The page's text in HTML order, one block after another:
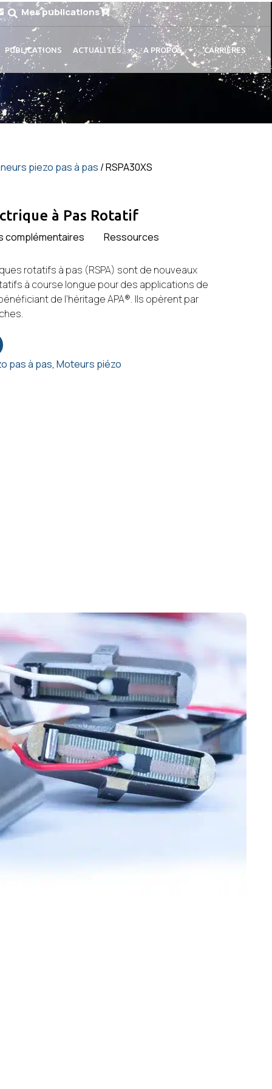
Mes publications
PUBLICATIONS ACTUALITÉS A PROPOS CARRIÈRES
piezo pas à pas / RSPA30XS
à Pas Rotatif
complémentaires Ressources
rotatifs à pas (RSPA) sont de nouveaux
à course longue pour des applications de
de l’héritage APA®. Ils opèrent par
pas à pas, Moteurs piézo